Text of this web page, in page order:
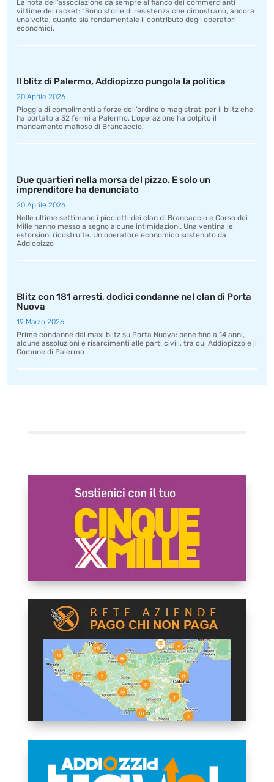
La nota dell’associazione da sempre al fianco dei commercianti
vittime del racket: “Sono storie di resistenza che dimostrano, ancora
una volta, quanto sia fondamentale il contributo degli operatori
economici.
Il blitz di Palermo, Addiopizzo pungola la politica
20 Aprile 2026
Pioggia di complimenti a forze dell’ordine e magistrati per il blitz che
ha portato a 32 fermi a Palermo. L’operazione ha colpito il
mandamento mafioso di Brancaccio.
Due quartieri nella morsa del pizzo. E solo un
imprenditore ha denunciato
20 Aprile 2026
Nelle ultime settimane i picciotti dei clan di Brancaccio e Corso dei
Mille hanno messo a segno alcune intimidazioni. Una ventina le
estorsioni ricostruite. Un operatore economico sostenuto da
Addiopizzo
Blitz con 181 arresti, dodici condanne nel clan di Porta
Nuova
19 Marzo 2026
Prime condanne dal maxi blitz su Porta Nuova: pene fino a 14 anni,
alcune assoluzioni e risarcimenti alle parti civili, tra cui Addiopizzo e il
Comune di Palermo